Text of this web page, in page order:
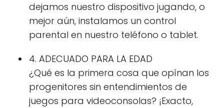
dejamos nuestro dispositivo jugando, o
mejor aún, instalamos un control
parental en nuestro teléfono o tablet.
4. ADECUADO PARA LA EDAD
¿Qué es la primera cosa que opínan los
progenitores sin entendimientos de
juegos para videoconsolas? ¡Exacto,